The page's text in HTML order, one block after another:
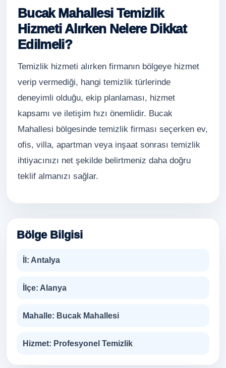
Bucak Mahallesi Temizlik
Hizmeti Alırken Nelere Dikkat
Edilmeli?
Temizlik hizmeti alırken firmanın bölgeye hizmet
verip vermediği, hangi temizlik türlerinde
deneyimli olduğu, ekip planlaması, hizmet
kapsamı ve iletişim hızı önemlidir. Bucak
Mahallesi bölgesinde temizlik firması seçerken ev,
ofis, villa, apartman veya inşaat sonrası temizlik
ihtiyacınızı net şekilde belirtmeniz daha doğru
teklif almanızı sağlar.
Bölge Bilgisi
İl: Antalya
İlçe: Alanya
Mahalle: Bucak Mahallesi
Hizmet: Profesyonel Temizlik